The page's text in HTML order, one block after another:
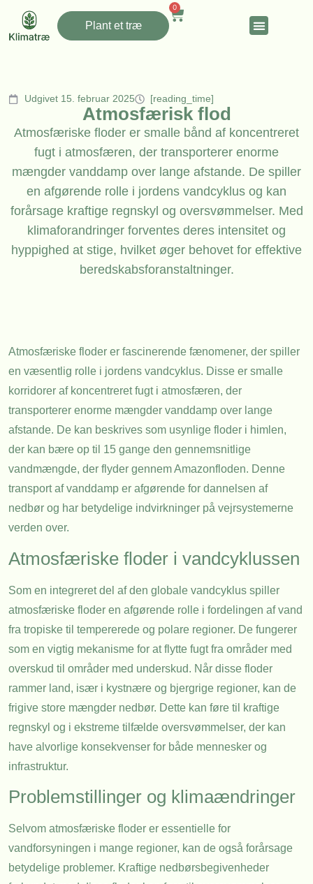
Plant et træ
0
Udgivet 15. februar 2025 [reading_time]
Atmosfærisk flod
Atmosfæriske floder er smalle bånd af koncentreret
fugt i atmosfæren, der transporterer enorme
mængder vanddamp over lange afstande. De spiller
en afgørende rolle i jordens vandcyklus og kan
forårsage kraftige regnskyl og oversvømmelser. Med
klimaforandringer forventes deres intensitet og
hyppighed at stige, hvilket øger behovet for effektive
beredskabsforanstaltninger.
Atmosfæriske floder er fascinerende fænomener, der spiller
en væsentlig rolle i jordens vandcyklus. Disse er smalle
korridorer af koncentreret fugt i atmosfæren, der
transporterer enorme mængder vanddamp over lange
afstande. De kan beskrives som usynlige floder i himlen,
der kan bære op til 15 gange den gennemsnitlige
vandmængde, der flyder gennem Amazonfloden. Denne
transport af vanddamp er afgørende for dannelsen af
nedbør og har betydelige indvirkninger på vejrsystemerne
verden over.
Atmosfæriske floder i vandcyklussen
Som en integreret del af den globale vandcyklus spiller
atmosfæriske floder en afgørende rolle i fordelingen af vand
fra tropiske til tempererede og polare regioner. De fungerer
som en vigtig mekanisme for at flytte fugt fra områder med
overskud til områder med underskud. Når disse floder
rammer land, især i kystnære og bjergrige regioner, kan de
frigive store mængder nedbør. Dette kan føre til kraftige
regnskyl og i ekstreme tilfælde oversvømmelser, der kan
have alvorlige konsekvenser for både mennesker og
infrastruktur.
Problemstillinger og klimaændringer
Selvom atmosfæriske floder er essentielle for
vandforsyningen i mange regioner, kan de også forårsage
betydelige problemer. Kraftige nedbørsbegivenheder